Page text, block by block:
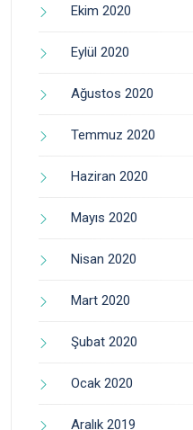
Ekim 2020
Eylül 2020
Ağustos 2020
Temmuz 2020
Haziran 2020
Mayıs 2020
Nisan 2020
Mart 2020
Şubat 2020
Ocak 2020
Aralık 2019